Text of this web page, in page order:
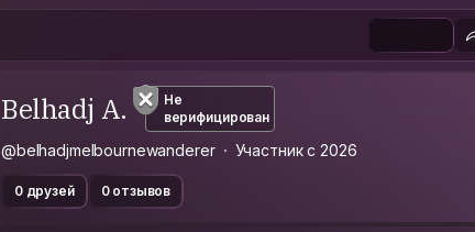
Belhadj A.
Не
верифицирован
@belhadjmelbournewanderer Участник с 2026
0 друзей 0 отзывов